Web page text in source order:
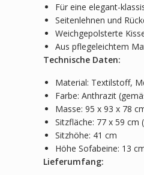
Für eine elegant-
Seitenlehnen und
Weichgepolsterte
Aus pflegeleichtem
Technische Daten:
Material: Textilstoff,
Farbe: Anthrazit
Masse: 95 x 93 x 78
Sitzfläche: 77 x 59 cm
Sitzhöhe: 41 cm
Höhe Sofabeine: 13
Lieferumfang: